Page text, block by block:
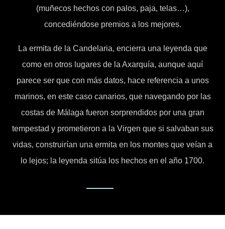
(muñecos hechos con palos, paja, telas…),
concediéndose premios a los mejores.
La ermita de la Candelaria, encierra una leyenda que
como en otros lugares de la Axarquía, aunque aquí
parece ser que con más datos, hace referencia a unos
marinos, en este caso canarios, que navegando por las
costas de Málaga fueron sorprendidos por una gran
tempestad y prometieron a la Virgen que si salvaban sus
vidas, construirían una ermita en los montes que veían a
lo lejos; la leyenda sitúa los hechos en el año 1700.